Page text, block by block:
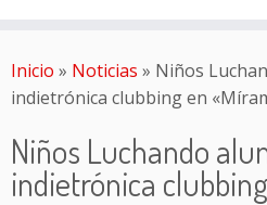
Inicio » Noticias » Niños
indietrónica clubbing en
Niños Luchando
indietrónica